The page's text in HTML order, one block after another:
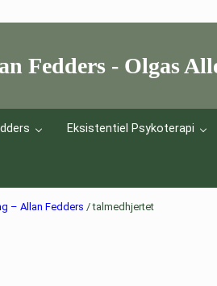
Fedders - Olgas
Eksistentiel Psykoterapi
– Allan Fedders /talmedhjertet